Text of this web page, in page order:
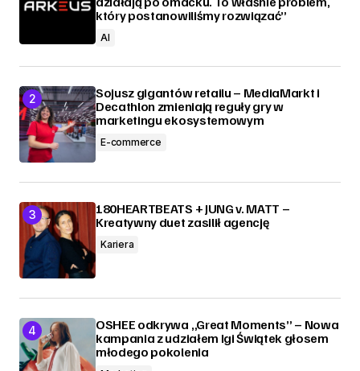
który postanowiliśmy rozwiązać”
AI
Sojusz gigantów retailu – MediaMarkt i
Decathlon zmieniają reguły gry w
marketingu ekosystemowym
E-commerce
180HEARTBEATS + JUNG v. MATT –
Kreatywny duet zasilił agencję
Kariera
OSHEE odkrywa „Great Moments” – Nowa
kampania z udziałem Igi Świątek głosem
młodego pokolenia